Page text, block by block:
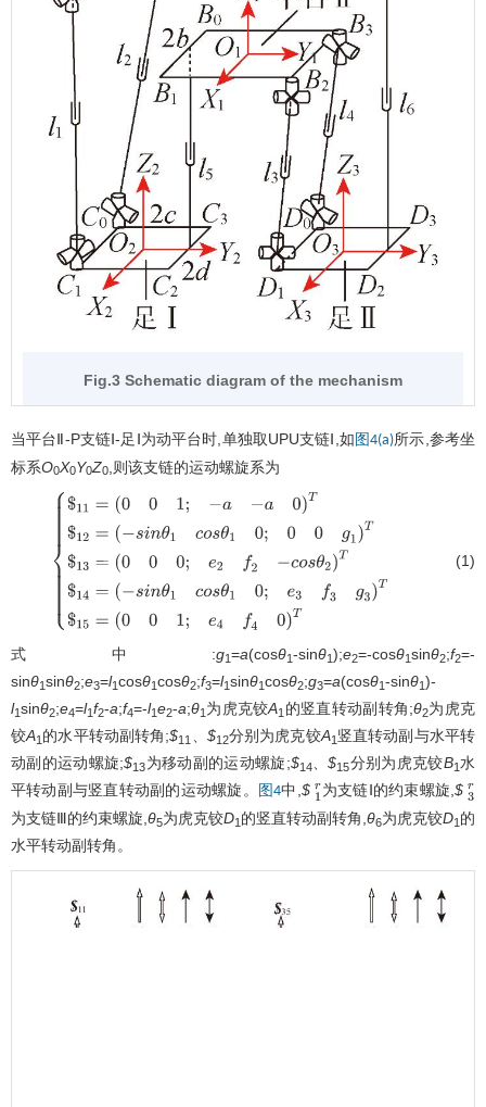
Fig.3 Schematic diagram of the mechanism
当平台Ⅱ-P支链Ⅰ-足Ⅰ为动平台时,单独取UPU支链Ⅰ,如 图4(a)所示,参考坐
标系O0X0Y0Z0 ,则该支链的运动螺旋系为
$11 (0 ;−a a0) $12=
(−sinθ1 sθ10;0 g1) $13
00 e2 −co 2) $14=
θ1c $15 (0 1; e4 f4
(1)
式中:g1=a(cosθ1-sinθ1);e2=-cosθ1sinθ2;f2=-
sinθ1sinθ2;e3=l1cosθ1cosθ2;f3=l1sinθ1cosθ2;g3=a(cosθ1-sinθ1)-
l1sinθ2;e4=l1f2-a;f4=-l1e2-a;θ1 为虎克铰A1 的竖直转动副转角;θ2为虎克
铰A1 的水平转动副转角;$11 、 $12分别为虎克铰A1 竖直转动副与水平转
动副的运动螺旋;$13为移动副的运动螺旋;$14、$15分别为虎克铰B1水
平转动副与竖直转动副的运动螺旋。
图4中,$ 1r
为支链Ⅰ的约束螺旋,$ 3
为支链Ⅲ的约束螺旋,θ5为虎克铰D1 的竖直转动副转角,θ6为虎克铰D1 的
水平转动副转角。